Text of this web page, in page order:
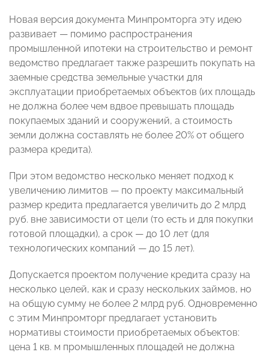
Новая версия документа Минпромторга эту идею
развивает — помимо распространения
промышленной ипотеки на строительство и ремонт
ведомство предлагает также разрешить покупать на
заемные средства земельные участки для
эксплуатации приобретаемых объектов (их площадь
не должна более чем вдвое превышать площадь
покупаемых зданий и сооружений, а стоимость
земли должна составлять не более 20% от общего
размера кредита).
При этом ведомство несколько меняет подход к
увеличению лимитов — по проекту максимальный
размер кредита предлагается увеличить до 2 млрд
руб. вне зависимости от цели (то есть и для покупки
готовой площадки), а срок — до 10 лет (для
технологических компаний — до 15 лет).
Допускается проектом получение кредита сразу на
несколько целей, как и сразу нескольких займов, но
на общую сумму не более 2 млрд руб. Одновременно
с этим Минпромторг предлагает установить
нормативы стоимости приобретаемых объектов:
цена 1 кв. м промышленных площадей не должна